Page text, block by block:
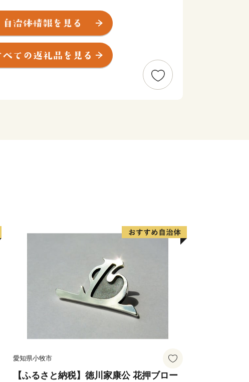
選ばれています。
０社の企業がある一方で、国宝松江城を築城
」の生誕地でもある
かな田園風景も多く共存しています。
ートでは、住みやすさを感じている住民の割
愛知県小牧市
【ふるさと納税】徳川家康公 花押ブロー